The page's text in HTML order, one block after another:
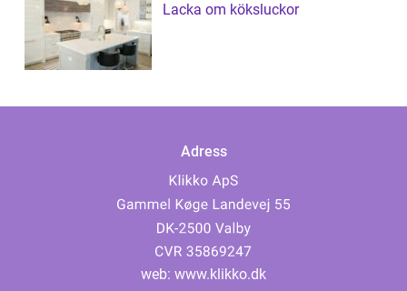
Lacka om köksluckor
Adress
web: www.klikko.dk